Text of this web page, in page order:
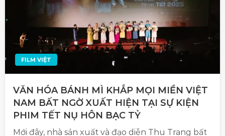
FILM VIỆT
VĂN HÓA BÁNH MÌ KHẮP MỌI MIỀN VIỆT
NAM BẤT NGỜ XUẤT HIỆN TẠI SỰ KIỆN
PHIM TẾT NỤ HÔN BẠC TỶ
Mới đây, nhà sản xuất và đạo diễn Thu Trang bất